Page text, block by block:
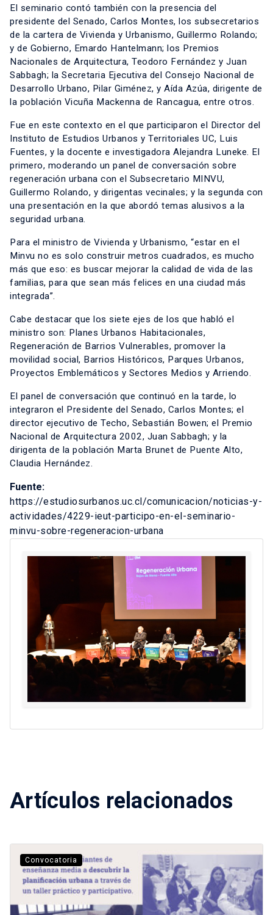
El seminario contó también con la presencia del
presidente del Senado, Carlos Montes, los subsecretarios
de la cartera de Vivienda y Urbanismo, Guillermo Rolando;
y de Gobierno, Emardo Hantelmann; los Premios
Nacionales de Arquitectura, Teodoro Fernández y Juan
Sabbagh; la Secretaria Ejecutiva del Consejo Nacional de
Desarrollo Urbano, Pilar Giménez, y Aída Azúa, dirigente de
la población Vicuña Mackenna de Rancagua, entre otros.
Fue en este contexto en el que participaron el Director del
Instituto de Estudios Urbanos y Territoriales UC, Luis
Fuentes, y la docente e investigadora Alejandra Luneke. El
primero, moderando un panel de conversación sobre
regeneración urbana con el Subsecretario MINVU,
Guillermo Rolando, y dirigentas vecinales; y la segunda con
una presentación en la que abordó temas alusivos a la
seguridad urbana.
Para el ministro de Vivienda y Urbanismo, “estar en el
Minvu no es solo construir metros cuadrados, es mucho
más que eso: es buscar mejorar la calidad de vida de las
familias, para que sean más felices en una ciudad más
integrada”.
Cabe destacar que los siete ejes de los que habló el
ministro son: Planes Urbanos Habitacionales,
Regeneración de Barrios Vulnerables, promover la
movilidad social, Barrios Históricos, Parques Urbanos,
Proyectos Emblemáticos y Sectores Medios y Arriendo.
El panel de conversación que continuó en la tarde, lo
integraron el Presidente del Senado, Carlos Montes; el
director ejecutivo de Techo, Sebastián Bowen; el Premio
Nacional de Arquitectura 2002, Juan Sabbagh; y la
dirigenta de la población Marta Brunet de Puente Alto,
Claudia Hernández.
Fuente:
https://estudiosurbanos.uc.cl/comunicacion/noticias-y-
actividades/4229-ieut-participo-en-el-seminario-
minvu-sobre-regeneracion-urbana
Artículos relacionados
Convocatoria